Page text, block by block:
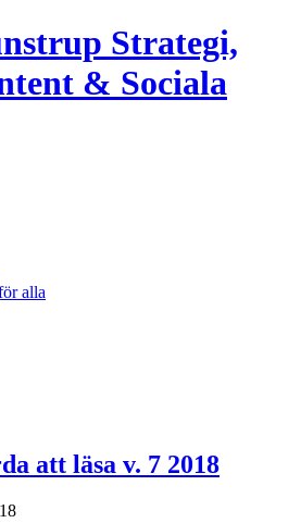
Strategi,
& Sociala
alla
att läsa v. 7 2018